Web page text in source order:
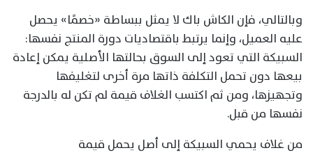
وبالتالي، فإن الكاش باك لا يمثل ببساطة «خصمًا» يحصل
عليه العميل، وإنما يرتبط باقتصاديات دورة المنتج نفسها:
السبيكة التي تعود إلى السوق بحالتها الأصلية يمكن إعادة
بيعها دون تحمل التكلفة ذاتها مرة أخرى لتغليفها
وتجهيزها، ومن ثم اكتسب الغلاف قيمة لم تكن له بالدرجة
نفسها من قبل.
من غلاف يحمي السبيكة إلى أصل يحمل قيمة